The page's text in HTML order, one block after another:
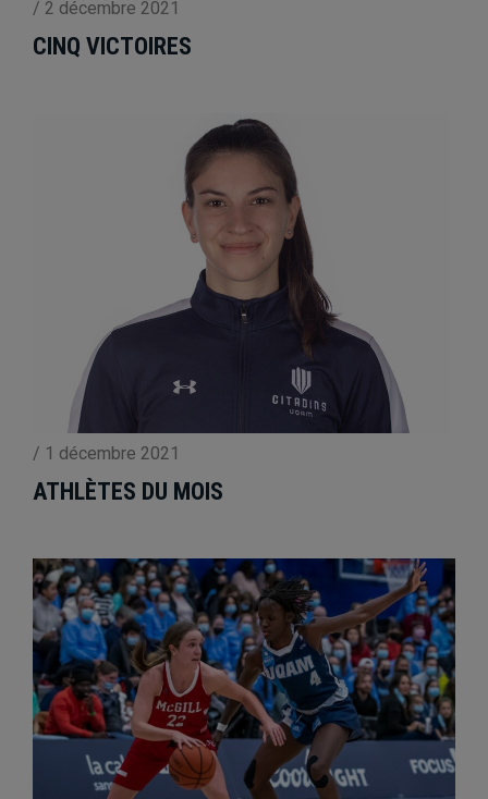
/ 2 décembre 2021
CINQ VICTOIRES
/ 1 décembre 2021
ATHLÈTES DU MOIS